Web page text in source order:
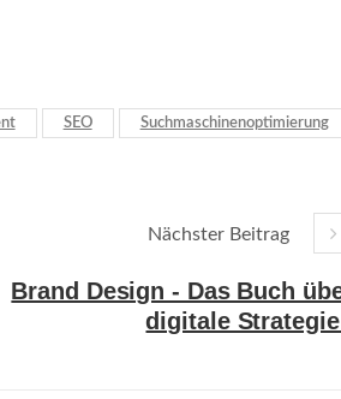
SEO Suchmaschinenoptimierung
Nächster Beitrag
Brand Design - Das Buch
digitale